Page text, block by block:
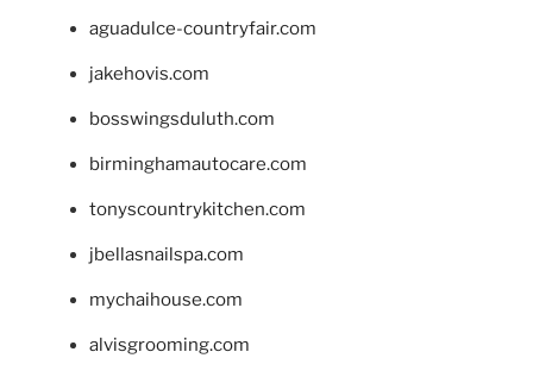
aguadulce-countryfair.com
jakehovis.com
bosswingsduluth.com
birminghamautocare.com
tonyscountrykitchen.com
jbellasnailspa.com
mychaihouse.com
alvisgrooming.com